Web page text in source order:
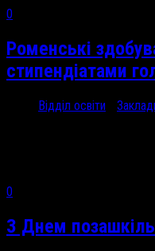
0
Роменські
стипендіатами
Відділ освіти
0
З Днем